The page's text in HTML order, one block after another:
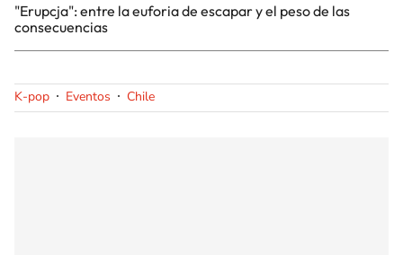
"Erupcja": entre la euforia de escapar y el peso de las
consecuencias
K-pop Eventos Chile